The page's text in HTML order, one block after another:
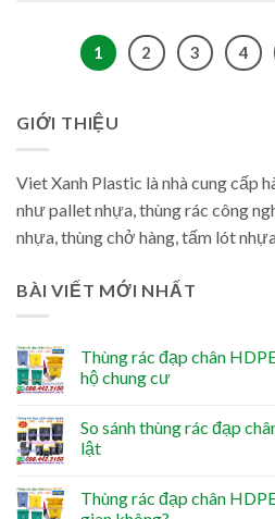
1 2 3 4
GIỚI THIỆU
Viet Xanh Plastic là nhà cung cấp
như pallet nhựa, thùng rác công
nhựa, thùng chở hàng, tấm lót
BÀI VIẾT MỚI NHẤT
Thùng rác đạp chân
hộ chung cư
So sánh thùng rác đạp
lật
Thùng rác đạp chân